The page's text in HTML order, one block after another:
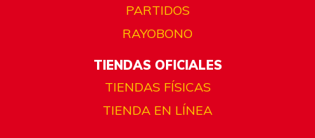
PARTIDOS
RAYOBONO
TIENDAS OFICIALES
TIENDAS FÍSICAS
TIENDA EN LÍNEA